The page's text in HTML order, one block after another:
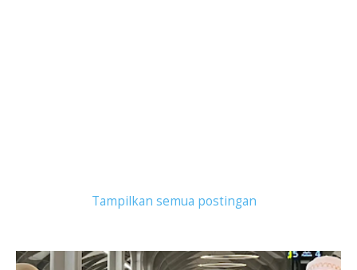
Tampilkan semua postingan